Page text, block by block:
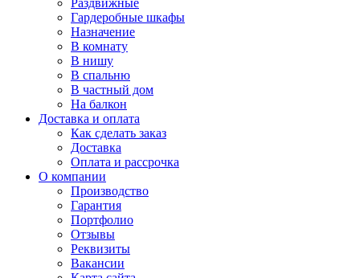
Раздвижные
Гардеробные шкафы
Назначение
В комнату
В нишу
В спальню
В частный дом
На балкон
Доставка и оплата
Как сделать заказ
Доставка
Оплата и рассрочка
О компании
Производство
Гарантия
Портфолио
Отзывы
Реквизиты
Вакансии